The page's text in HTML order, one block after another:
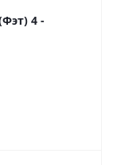
4 -